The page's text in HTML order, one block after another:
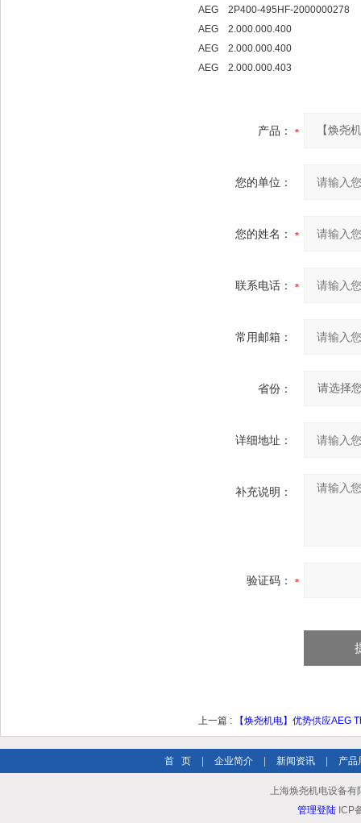
AEG 2P400-495HF-2000000278
AEG 2.000.000.400
AEG 2.000.000.400
AEG 2.000.000.403
产品：
您的单位：
您的姓名：
联系电话：
常用邮箱：
省份：
详细地址：
补充说明：
验证码：
上一篇 : 【焕尧机电】优势供应AEG
首 页 企业简介 新闻资讯 产品
上海焕尧机电设备有
管理登陆 ICP